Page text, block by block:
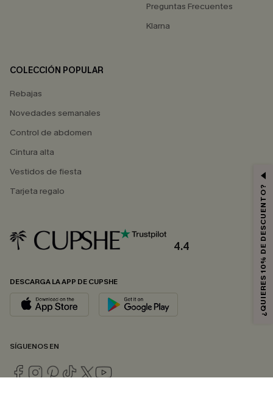
Preguntas Frecuentes
Klarna
COLECCIÓN POPULAR
Rebajas
Novedades semanales
Control de abdomen
Cintura alta
Vestidos de fiesta
Tarjeta regalo
4.4
DESCARGA LA APP DE CUPSHE
SÍGUENOS EN
¿QUIERES 10% DE DESCUENTO?